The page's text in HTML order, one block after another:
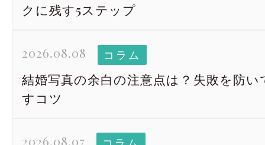
クに残す5ステップ
2026.08.08 コラム
結婚写真の余白の注意点は？失敗を防
すコツ
2026.08.07